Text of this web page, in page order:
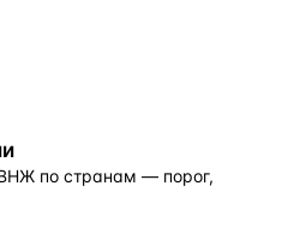
по странам — порог,